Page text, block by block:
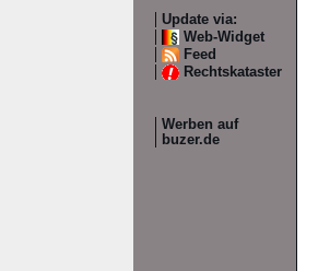
Update via:
Web-Widget
Feed
Rechtskataster
Werben auf
buzer.de